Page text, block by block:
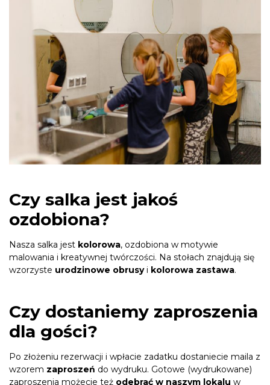
Czy salka jest jakoś
ozdobiona?
Nasza salka jest kolorowa, ozdobiona w motywie
malowania i kreatywnej twórczości. Na stołach znajdują się
wzorzyste urodzinowe obrusyi kolorowa zastawa.
Czy dostaniemy zaproszenia
dla gości?
Po złożeniu rezerwacji i wpłacie zadatku dostaniecie maila z
wzorem zaproszeń do wydruku. Gotowe (wydrukowane)
zaproszenia możecie też odebrać w naszym lokalu w